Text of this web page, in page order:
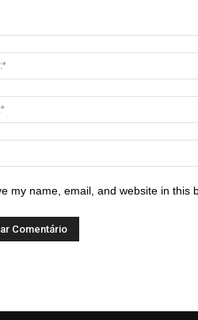
my name, email, and website in this